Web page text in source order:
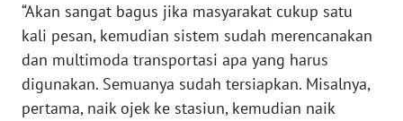
“Akan sangat bagus jika masyarakat cukup satu
kali pesan, kemudian sistem sudah merencanakan
dan multimoda transportasi apa yang harus
digunakan. Semuanya sudah tersiapkan. Misalnya,
pertama, naik ojek ke stasiun, kemudian naik
WN
SERAMBI
WN
JAMBI